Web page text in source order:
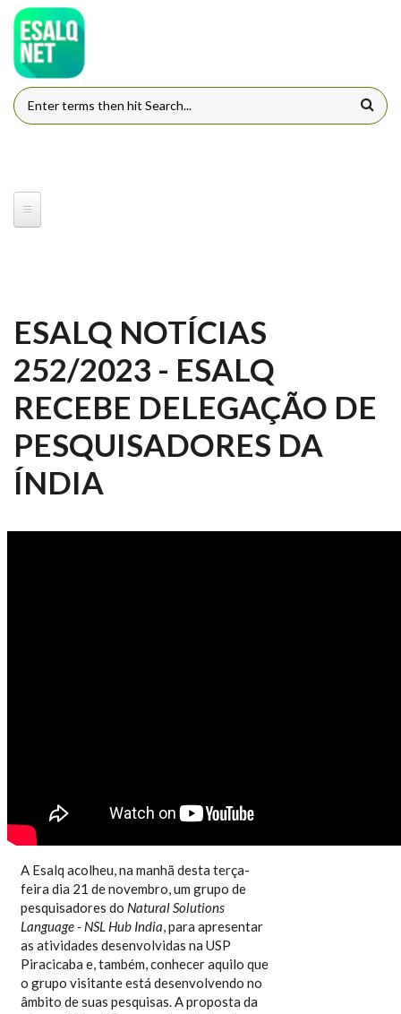
Pular para o conteúdo principal
FORMULÁRIO DE BUSCA
ESALQ NOTÍCIAS
252/2023 - ESALQ
RECEBE DELEGAÇÃO DE
PESQUISADORES DA
ÍNDIA
A Esalq acolheu, na manhã desta terça-
feira dia 21 de novembro, um grupo de
pesquisadores do Natural Solutions
Language - NSL Hub India, para apresentar
as atividades desenvolvidas na USP
Piracicaba e, também, conhecer aquilo que
o grupo visitante está desenvolvendo no
âmbito de suas pesquisas. A proposta da